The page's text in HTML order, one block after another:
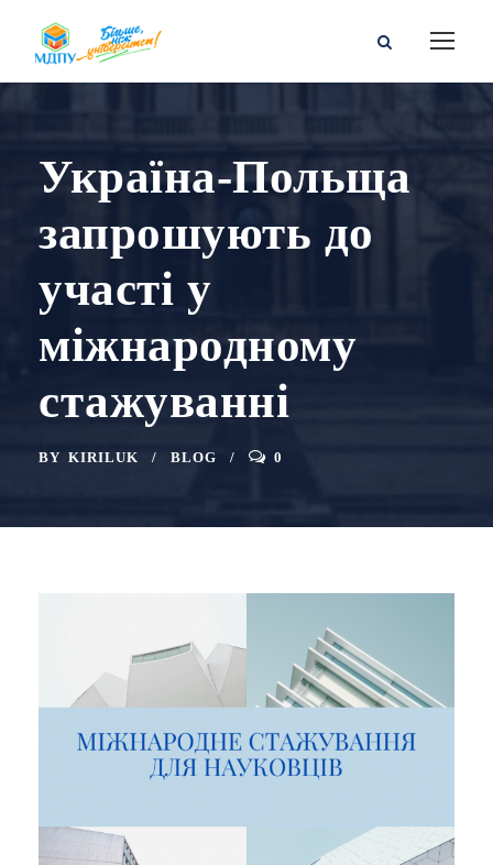
Україна-Польща
запрошують до
участі у
міжнародному
стажуванні
BY KIRILUK BLOG 0